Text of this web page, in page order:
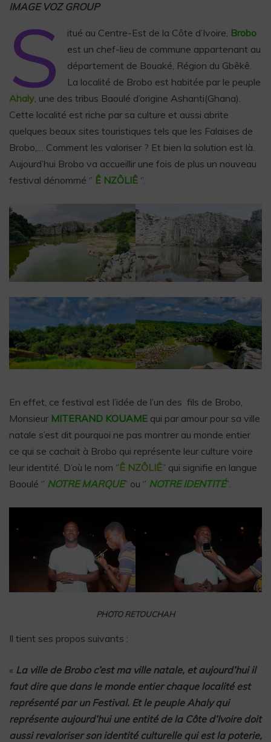
IMAGE VOZ GROUP
S itué au Centre-Est de la Côte d’Ivoire, Brobo
est un chef-lieu de commune appartenant au
département de Bouaké, Région du Gbêkê.
La localité de Brobo est habitée par le peuple
Ahaly, une des tribus Baoulé d’origine Ashanti(Ghana).
Cette localité est riche par sa culture et aussi abrite
quelques beaux sites touristiques tels que les Falaises de
Brobo,… Comment les valoriser ? Et bien la solution est là.
Aujourd’hui Brobo va accueillir une fois de plus un nouveau
festival dénommé ‘’ Ê NZÔLIÊ ‘’.
En effet, ce festival est l’idée de l’un des fils de Brobo,
Monsieur MITERAND KOUAME qui par amour pour sa ville
natale s’est dit pourquoi ne pas montrer au monde entier
ce qui se cachait à Brobo qui représente leur culture voire
leur identité. D’où le nom ‘’Ê NZÔLIÊ’’ qui signifie en langue
Baoulé ‘’ NOTRE MARQUE’’ ou ‘’ NOTRE IDENTITÉ’’.
PHOTO RETOUCHAH
Il tient ses propos suivants :
« La ville de Brobo c’est ma ville natale, et aujourd’hui il
faut dire que dans le monde entier chaque localité est
représenté par un Festival. Et le peuple Ahaly qui
représente aujourd’hui une entité de la Côte d’Ivoire doit
aussi revaloriser son identité culturelle qui est la poterie,